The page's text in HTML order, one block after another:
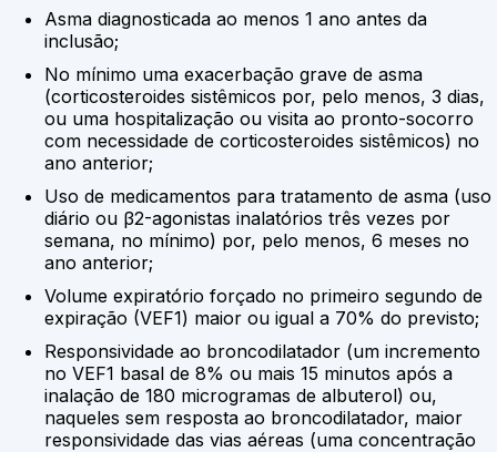
Asma diagnosticada ao menos 1 ano antes da
inclusão;
No mínimo uma exacerbação grave de asma
(corticosteroides sistêmicos por, pelo menos, 3 dias,
ou uma hospitalização ou visita ao pronto-socorro
com necessidade de corticosteroides sistêmicos) no
ano anterior;
Uso de medicamentos para tratamento de asma (uso
diário ou β2-agonistas inalatórios três vezes por
semana, no mínimo) por, pelo menos, 6 meses no
ano anterior;
Volume expiratório forçado no primeiro segundo de
expiração (VEF1) maior ou igual a 70% do previsto;
Responsividade ao broncodilatador (um incremento
no VEF1 basal de 8% ou mais 15 minutos após a
inalação de 180 microgramas de albuterol) ou,
naqueles sem resposta ao broncodilatador, maior
responsividade das vias aéreas (uma concentração